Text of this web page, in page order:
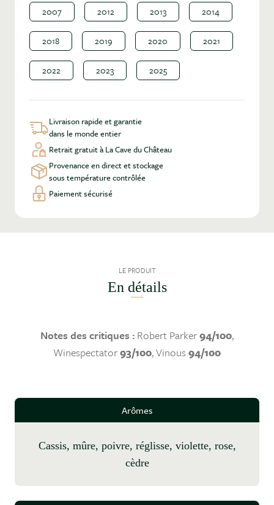
2007 2012 2013 2014
2018 2019 2020 2021
2022 2023 2025
Livraison rapide et garantie
dans le monde entier
Retrait gratuit à La Cave du Château
Provenance en direct et stockage
sous température contrôlée
Paiement sécurisé
LE PRODUIT
En détails
Notes des critiques : Robert Parker94/100,
Winespectator93/100, Vinous 94/100
Arômes
cassis, mûre, poivre, réglisse, violette, rose,
cèdre